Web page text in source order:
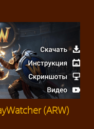
(ARW)